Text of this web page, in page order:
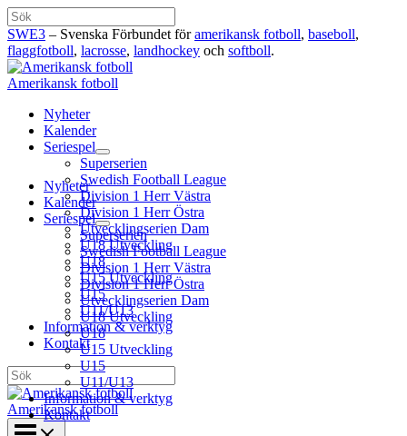
Hoppa
till
innehåll
Sök
SWE3 – Svenska Förbundet föramerikansk fotboll, baseboll,
flaggfotboll, lacrosse, landhockey och softboll.
Amerikansk fotboll
Nyheter
Kalender
Seriespel
Superserien
Swedish Football League
Division 1 Herr Västra
Division 1 Herr Östra
Utvecklingserien Dam
U18 Utveckling
U18
U15 Utveckling
U15
U11/U13
Information & verktyg
Kontakt
Sök
Amerikansk fotboll
Nyheter
Kalender
Seriespel
Superserien
Swedish Football League
Division 1 Herr Västra
Division 1 Herr Östra
Utvecklingserien Dam
U18 Utveckling
U18
U15 Utveckling
U15
U11/U13
Information & verktyg
Kontakt